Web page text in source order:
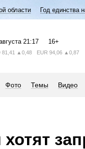
области Год единства
21:17 16+
81,41 ▲0,48 EUR 94,06 ▲0,87
Фото Темы Видео